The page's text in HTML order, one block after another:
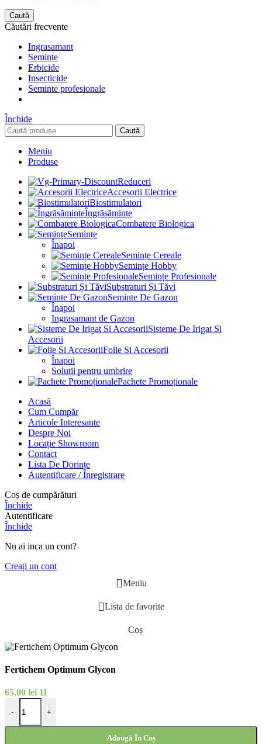
Caută
Căutări frecvente
Ingrasamant
Seminte
Erbicide
Insecticide
Seminte profesionale
Închide
Caută
Meniu
Produse
Reduceri
Accesorii Electrice
Biostimulatori
Îngrășăminte
Combatere Biologica
Semințe
Înapoi
Semințe Cereale
Semințe Hobby
Semințe Profesionale
Substraturi Și Tăvi
Seminte De Gazon
Înapoi
Ingrasamant de Gazon
Sisteme De Irigat Si
Accesorii
Folie Si Accesorii
Înapoi
Solutii pentru umbrire
Pachete Promoționale
Acasă
Cum Cumpăr
Articole Interesante
Despre Noi
Locație Showroom
Contact
Lista De Dorințe
Autentificare / Înregistrare
Coș de cumpărături
Închide
Autentificare
Închide
Nu ai inca un cont?
Creați un cont
Meniu
Lista de favorite
Coș
Fertichem Optimum Glycon
65,00 lei 1l
- +
Adaugă În Coș